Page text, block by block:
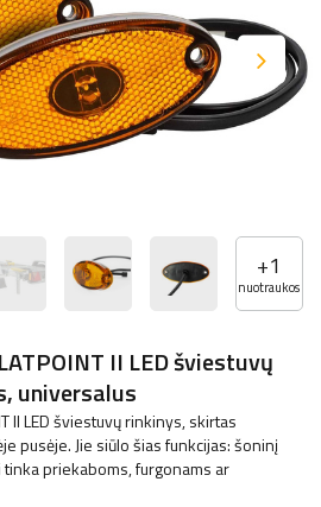
+1
nuotraukos
II LED šviestuvų
universalus
II LED šviestuvų rinkinys, skirtas
pusėje. Jie siūlo šias funkcijas: šoninį
priekaboms, furgonams ar